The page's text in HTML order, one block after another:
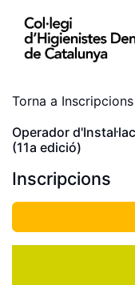
Torna a Inscripcions
Operador
(11a edició)
Inscripcions